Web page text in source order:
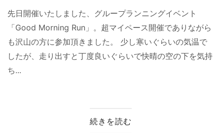
先日開催いたしました、グループランニングイベント
「Good Morning Run」。超マイペース開催でありながら
も沢山の方に参加頂きました。 少し寒いぐらいの気温で
したが、走り出すと丁度良いぐらいで快晴の空の下を気持
ち...
続きを読む